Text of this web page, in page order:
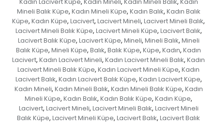
Kadın Lacivert Küpe, Kadın Mineli, Kadın Mineli Balık, Kadın
Mineli Balık Küpe, Kadın Mineli Küpe, Kadın Balık, Kadın Balık
Küpe, Kadın Küpe, Lacivert, Lacivert Mineli, Lacivert Mineli Balık,
Lacivert Mineli Balık Küpe, Lacivert Mineli Küpe, Lacivert Balık,
Lacivert Balık Küpe, Lacivert Küpe, Mineli, Mineli Balık, Mineli
Balık Küpe, Mineli Küpe, Balık, Balık Küpe, Küpe, Kadın, Kadın
Lacivert, Kadın Lacivert Mineli, Kadın Lacivert Mineli Balık, Kadın
Lacivert Mineli Balık Küpe, Kadın Lacivert Mineli Küpe, Kadın
Lacivert Balık, Kadın Lacivert Balık Küpe, Kadın Lacivert Küpe,
Kadın Mineli, Kadın Mineli Balık, Kadın Mineli Balık Küpe, Kadın
Mineli Küpe, Kadın Balık, Kadın Balık Küpe, Kadın Küpe,
Lacivert, Lacivert Mineli, Lacivert Mineli Balık, Lacivert Mineli
Balık Küpe, Lacivert Mineli Küpe, Lacivert Balık, Lacivert Balık